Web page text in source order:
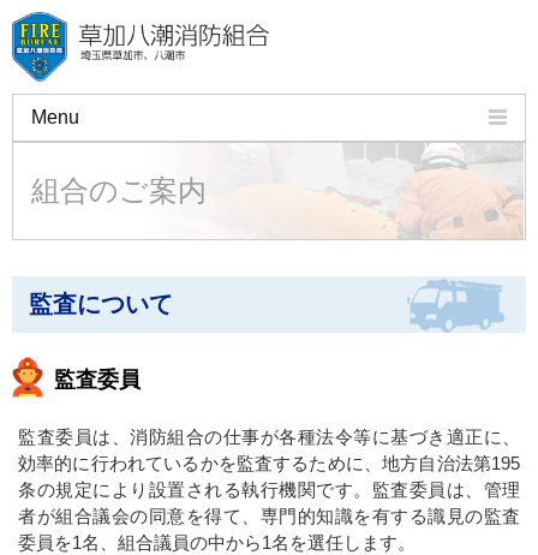
Menu
許可・申請・証明
講習会
よくある質問
組合のご案内
監査について
監査委員
監査委員は、消防組合の仕事が各種法令等に基づき適正に、
効率的に行われているかを監査するために、地方自治法第195
条の規定により設置される執行機関です。監査委員は、管理
者が組合議会の同意を得て、専門的知識を有する識見の監査
委員を1名、組合議員の中から1名を選任します。